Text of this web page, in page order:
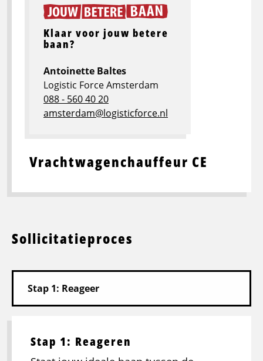
Vrachtwagenchauffeur CE
Klaar voor jouw betere
baan?
Antoinette Baltes
Logistic Force Amsterdam
088 - 560 40 20
amsterdam@logisticforce.nl
Sollicitatieproces
Stap 1: Reageren